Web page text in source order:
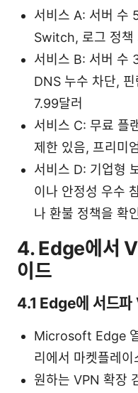
서비스 A: 서버 수
Switch, 로그 정책
서비스 B: 서버 수
DNS 누수 차단,
7.99달러
서비스 C: 무료 플
제한 있음, 프리미
서비스 D: 기업형
이나 안정성 우수
나 환불 정책을 확
4. Edge에서
이드
4.1 Edge에 서드파
Microsoft Edge
리에서 마켓플레이
원하는 VPN 확장